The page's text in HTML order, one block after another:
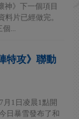
神》下一個項目
片已經做完。
...
特攻》聯動
月1日凌晨1點開
日暴雪發布了和